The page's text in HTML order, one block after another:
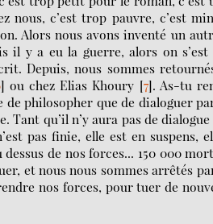
nous, c’est trop pauvre, c’est
Alors nous avons inventé un
il y a eu la guerre, alors on s’est
Depuis, nous sommes
] ou chez Elias Khoury [7]. As-tu
de philosopher que de dialoguer
Tant qu’il n’y aura pas de dialogue
pas finie, elle est en suspens,
de nos forces... 150 000
et nous nous sommes arrêtés
nos forces, pour tuer de